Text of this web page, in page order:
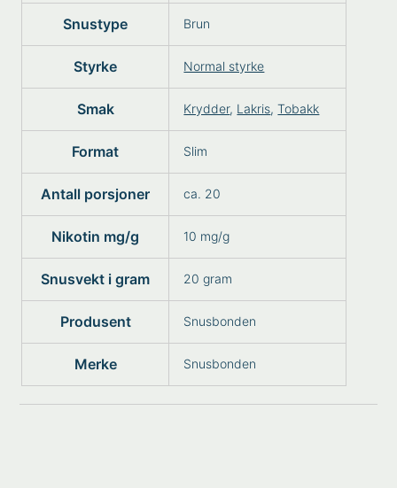
Snustype Brun
Styrke Normal styrke
Smak Krydder, Lakris,Tobakk
Format Slim
Antall porsjoner ca. 20
Nikotin mg/g 10 mg/g
Snusvekt i gram 20 gram
Produsent Snusbonden
Merke Snusbonden